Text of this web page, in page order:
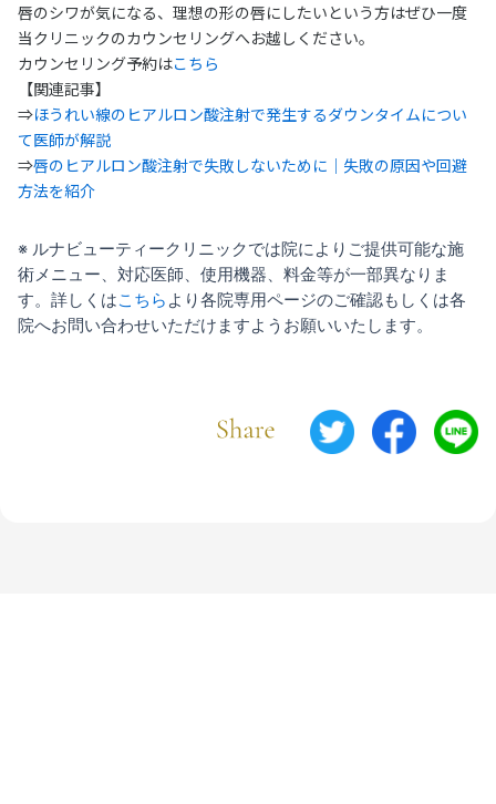
唇のシワが気になる、理想の形の唇にしたいという方はぜひ一度
当クリニックのカウンセリングへお越しください。
カウンセリング予約はこちら
【関連記事】
⇒ほうれい線のヒアルロン酸注射で発生するダウンタイムについ
て医師が解説
⇒唇のヒアルロン酸注射で失敗しないために｜失敗の原因や回避
方法を紹介
※ ルナビューティークリニックでは院によりご提供可能な施
術メニュー、対応医師、使用機器、料金等が一部異なりま
す。詳しくはこちら より各院専用ページのご確認もしくは各
院へお問い合わせいただけますようお願いいたします。